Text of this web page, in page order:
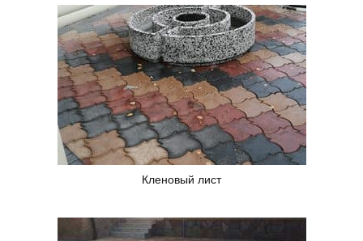
Кленовый лист